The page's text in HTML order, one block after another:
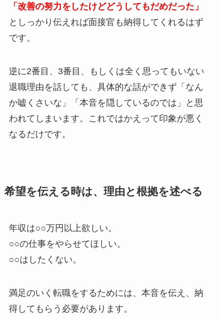
「改善の努力をしたけどどうしてもだめだった」
としっかり伝えれば面接官も納得してくれるはず
です。
逆に2番目、3番目、もしくは全く思ってもいない
退職理由を話しても、具体的な話ができず「なん
か嘘くさいな」「本音を隠しているのでは」と思
われてしまいます。これではかえって印象が悪く
なるだけです。
希望を伝える時は、理由と根拠を述べる
年収は○○万円以上欲しい。
○○の仕事をやらせてほしい。
○○はしたくない。
満足のいく転職をするためには、本音を伝え、納
得してもらう必要があります。